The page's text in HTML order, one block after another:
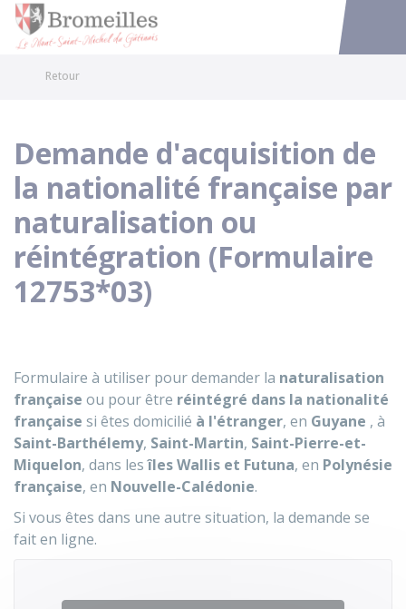
Accéder
Retour
Demande d'acquisition de
la nationalité française par
naturalisation ou
réintégration (Formulaire
12753*03)
Formulaire à utiliser pour demander la naturalisation
française ou pour être réintégré dans la nationalité
française si êtes domicilié à l'étranger, en Guyane , à
Saint-Barthélemy, Saint-Martin, Saint-Pierre-et-
Miquelon, dans lesîles Wallis et Futuna, en Polynésie
française, en Nouvelle-Calédonie.
Si vous êtes dans une autre situation, la demande se
fait en ligne.